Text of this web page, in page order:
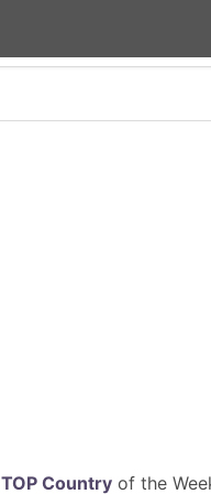
TOP Countryof the